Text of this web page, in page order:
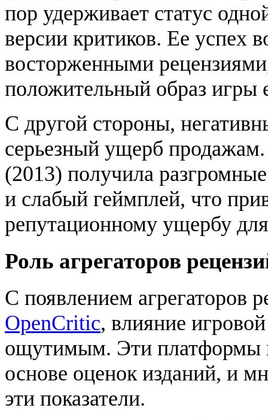
пор удерживает статус
версии критиков. Ее успех
восторженными
положительный образ игры
С другой стороны,
серьезный ущерб
(2013) получила
и слабый геймплей, что
репутационному ущербу
Роль агрегаторов
С появлением агрегаторов
OpenCritic, влияние
ощутимым. Эти платформы
основе оценок изданий, и
эти показатели.